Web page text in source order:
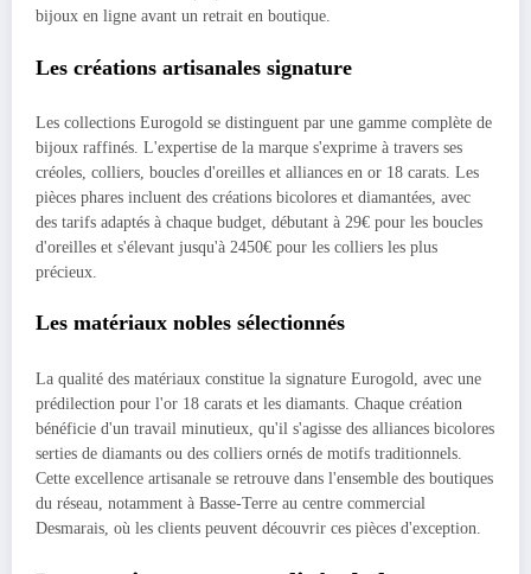
bijoux en ligne avant un retrait en boutique.
Les créations artisanales signature
Les collections Eurogold se distinguent par une gamme complète de
bijoux raffinés. L'expertise de la marque s'exprime à travers ses
créoles, colliers, boucles d'oreilles et alliances en or 18 carats. Les
pièces phares incluent des créations bicolores et diamantées, avec
des tarifs adaptés à chaque budget, débutant à 29€ pour les boucles
d'oreilles et s'élevant jusqu'à 2450€ pour les colliers les plus
précieux.
Les matériaux nobles sélectionnés
La qualité des matériaux constitue la signature Eurogold, avec une
prédilection pour l'or 18 carats et les diamants. Chaque création
bénéficie d'un travail minutieux, qu'il s'agisse des alliances bicolores
serties de diamants ou des colliers ornés de motifs traditionnels.
Cette excellence artisanale se retrouve dans l'ensemble des boutiques
du réseau, notamment à Basse-Terre au centre commercial
Desmarais, où les clients peuvent découvrir ces pièces d'exception.